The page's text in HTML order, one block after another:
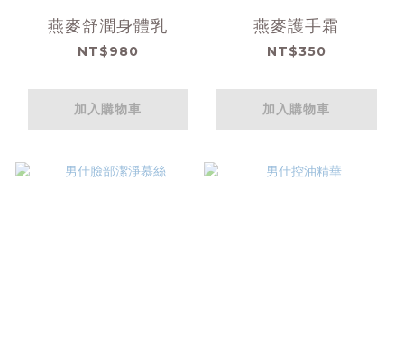
燕麥舒潤身體乳
NT$980
加入購物車
燕麥護手霜
NT$350
加入購物車